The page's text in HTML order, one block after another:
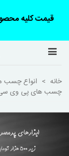
قیمت کلیه
خانه > انواع چسب
چسب های پی وی